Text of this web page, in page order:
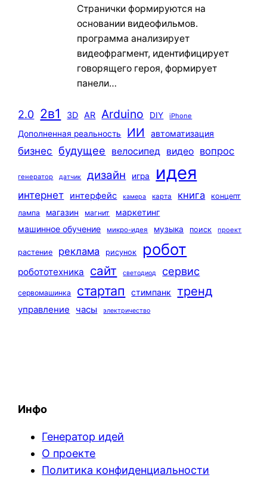
Странички формируются на
основании видеофильмов.
программа анализирует
видеофрагмент, идентифицирует
говорящего героя, формирует
панели…
2.0 2в1 3D AR Arduino DIY iPhone
Дополненная реальность ИИ автоматизация
бизнес будущее велосипед видео вопрос
генератор датчик дизайн игра идея
интернет интерфейс камера карта книга
концепт
лампа
магазин магнит
маркетинг
машинное обучение
микро-идея музыка поиск проект
растение реклама рисунок робот
робототехника сайт светодиод сервис
сервомашинка стартап стимпанк тренд
управление часы электричество
Инфо
Генератор идей
О проекте
Политика конфиденциальности